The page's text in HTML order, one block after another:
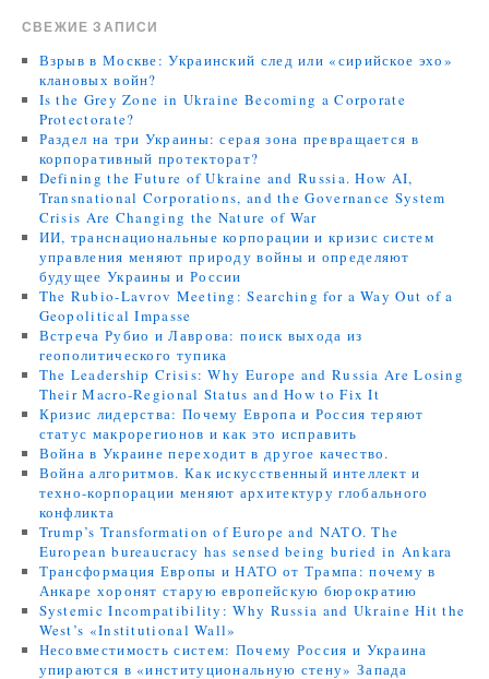
СВЕЖИЕ ЗАПИСИ
Взрыв в Москве: Украинский след или «сирийское эхо»
клановых войн?
Is the Grey Zone in Ukraine Becoming a Corporate
Protectorate?
Раздел на три Украины: серая зона превращается в
корпоративный протекторат?
Defining the Future of Ukraine and Russia. How AI,
Transnational Corporations, and the Governance System
Crisis Are Changing the Nature of War
ИИ, транснациональные корпорации и кризис систем
управления меняют природу войны и определяют
будущее Украины и России
The Rubio-Lavrov Meeting: Searching for a Way Out of a
Geopolitical Impasse
Встреча Рубио и Лаврова: поиск выхода из
геополитического тупика
The Leadership Crisis: Why Europe and Russia Are Losing
Their Macro-Regional Status and How to Fix It
Кризис лидерства: Почему Европа и Россия теряют
статус макрорегионов и как это исправить
Война в Украине переходит в другое качество.
Война алгоритмов. Как искусственный интеллект и
техно-корпорации меняют архитектуру глобального
конфликта
Trump’s Transformation of Europe and NATO. The
European bureaucracy has sensed being buried in Ankara
Трансформация Европы и НАТО от Трампа: почему в
Анкаре хоронят старую европейскую бюрократию
Systemic Incompatibility: Why Russia and Ukraine Hit the
West’s «Institutional Wall»
Несовместимость систем: Почему Россия и Украина
упираются в «институциональную стену» Запада